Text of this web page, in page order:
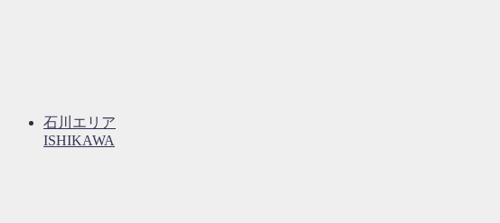
石川エリア
ISHIKAWA